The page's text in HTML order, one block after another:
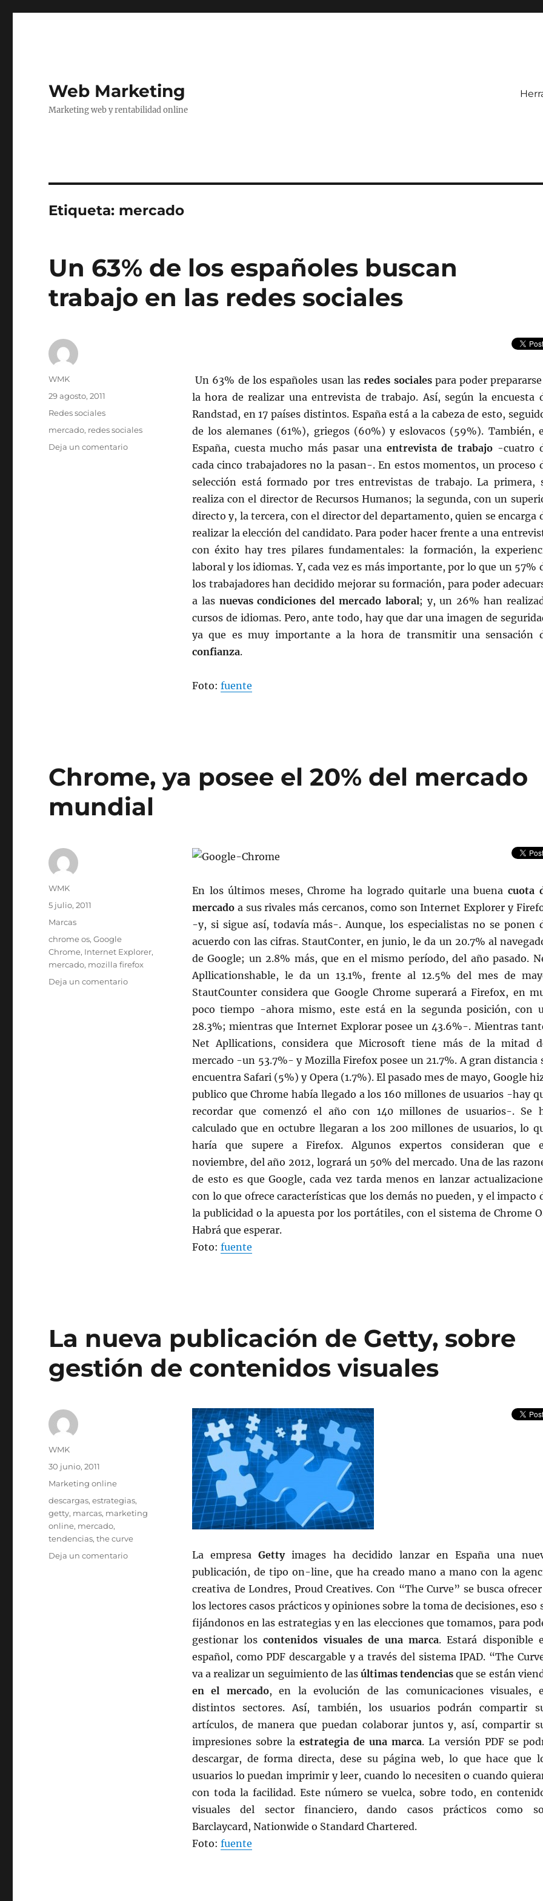
Web Marketing
Marketing web y rentabilidad online
Etiqueta: mercado
Un 63% de los españoles buscan
trabajo en las redes sociales
Un 63% de los españoles usan lasredes socialespara poder
la hora de realizar una entrevista de trabajo. Así, según la encuesta
Randstad, en 17 países distintos. España está a la cabeza de esto,
de los alemanes (61%), griegos (60%) y eslovacos (59%). También,
España, cuesta mucho más pasar una entrevista de trabajo -cuatro
cada cinco trabajadores no la pasan-. En estos momentos, un proceso
selección está formado por tres entrevistas de trabajo. La primera,
realiza con el director de Recursos Humanos; la segunda, con un
directo y, la tercera, con el director del departamento, quien se encarga
realizar la elección del candidato. Para poder hacer frente a una
con éxito hay tres pilares fundamentales: la formación, la
laboral y los idiomas. Y, cada vez es más importante, por lo que un 57%
los trabajadores han decidido mejorar su formación, para poder
a las nuevas condiciones del mercado laboral; y, un 26% han
cursos de idiomas. Pero, ante todo, hay que dar una imagen de
ya que es muy importante a la hora de transmitir una sensación
confianza.
Foto: fuente
Autor
WMK
Publicado
29 agosto, 2011
Categorías
Redes sociales
Etiquetas
mercado, redes sociales
Deja un comentarioen
Chrome, ya posee el 20% del mercado
mundial
En los últimos meses, Chrome ha logrado quitarle una buenacuota
mercadoa sus rivales más cercanos, como son Internet Explorer y
-y, si sigue así, todavía más-. Aunque, los especialistas no se ponen
acuerdo con las cifras. StautConter, en junio, le da un 20.7% al
de Google; un 2.8% más, que en el mismo período, del año pasado.
Apllicationshable, le da un 13.1%, frente al 12.5% del mes de
StautCounter considera que Google Chrome superará a Firefox, en
poco tiempo -ahora mismo, este está en la segunda posición, con
28.3%; mientras que Internet Explorar posee un 43.6%-. Mientras
Net Apllications, considera que Microsoft tiene más de la mitad
mercado -un 53.7%- y Mozilla Firefox posee un 21.7%. A gran distancia
encuentra Safari (5%) y Opera (1.7%). El pasado mes de mayo, Google
publico que Chrome había llegado a los 160 millones de usuarios -hay
recordar que comenzó el año con 140 millones de usuarios-. Se
calculado que en octubre llegaran a los 200 millones de usuarios, lo
haría que supere a Firefox. Algunos expertos consideran que
noviembre, del año 2012, logrará un 50% del mercado. Una de las
de esto es que Google, cada vez tarda menos en lanzar
con lo que ofrece características que los demás no pueden, y el impacto
la publicidad o la apuesta por los portátiles, con el sistema de Chrome
Habrá que esperar.
Foto: fuente
Autor
WMK
Publicado
5 julio, 2011
Categorías
Marcas
Etiquetas
chrome os,Google
Chrome, Internet Explorer,
mercado, mozilla firefox
Deja un comentarioen
La nueva publicación de Getty, sobre
gestión de contenidos visuales
La empresaGettyimages ha decidido lanzar en España una
publicación, de tipo on-line, que ha creado mano a mano con la
creativa de Londres, Proud Creatives. Con “The Curve” se busca
los lectores casos prácticos y opiniones sobre la toma de decisiones, eso
fijándonos en las estrategias y en las elecciones que tomamos, para
gestionar loscontenidos visuales de una marca. Estará disponible
español, como PDF descargable y a través del sistema IPAD. “The
va a realizar un seguimiento de las últimas tendencias que se están
en el mercado, en la evolución de las comunicaciones visuales,
distintos sectores. Así, también, los usuarios podrán compartir
artículos, de manera que puedan colaborar juntos y, así, compartir
impresiones sobre laestrategia de una marca. La versión PDF se
descargar, de forma directa, dese su página web, lo que hace que
usuarios lo puedan imprimir y leer, cuando lo necesiten o cuando
con toda la facilidad. Este número se vuelca, sobre todo, en
visuales del sector financiero, dando casos prácticos como
Barclaycard, Nationwide o Standard Chartered.
Foto: fuente
Autor
WMK
Publicado
30 junio, 2011
Categorías
Marketing online
Etiquetas
descargas,estrategias,
getty, marcas, marketing
online, mercado,
tendencias,the curve
Deja un comentarioen